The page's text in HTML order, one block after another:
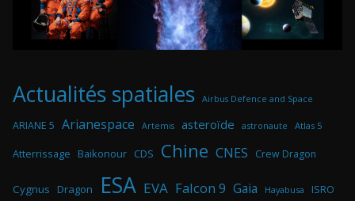
Actualités spatiales Airbus Defence and Space
ARIANE 5 Arianespace Artemis asteroïde astronaute Atlas 5
Atterrissage Baikonour CDS Chine CNES Crew Dragon
Cygnus Dragon ESA EVA Falcon 9 Gaia Hayabusa ISRO